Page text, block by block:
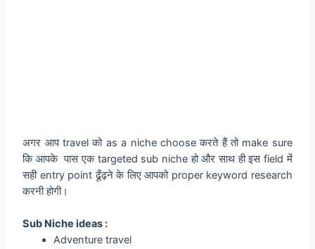
अगर आप travel को as a niche choose करते हैं तो make sure
कि आपके पास एक targeted sub niche हो और साथ ही इस field में
सही entry point ढूँढ़ने के लिए आपको proper keyword research
करनी होगी।
Sub Niche ideas :
Adventure travel